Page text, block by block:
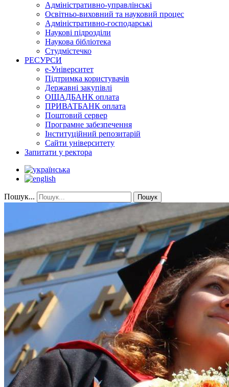
Адміністративно-управлінські
Освітньо-виховний та науковий процес
Адміністративно-господарські
Наукові підрозділи
Наукова бібліотека
Студмістечко
РЕСУРСИ
е-Університет
Підтримка користувачів
Державні закупівлі
ОЩАДБАНК оплата
ПРИВАТБАНК оплата
Поштовий сервер
Програмне забезпечення
Інституційний репозитарій
Сайти університету
Запитати у ректора
Пошук... Пошук